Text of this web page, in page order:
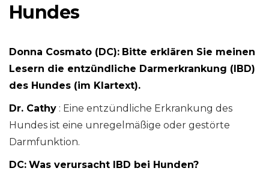
Hundes
Donna Cosmato (DC): Bitte erklären Sie meinen
Lesern die entzündliche Darmerkrankung (IBD)
des Hundes (im Klartext).
Dr. Cathy : Eine entzündliche Erkrankung des
Hundes ist eine unregelmäßige oder gestörte
Darmfunktion.
DC: Was verursacht IBD bei Hunden?